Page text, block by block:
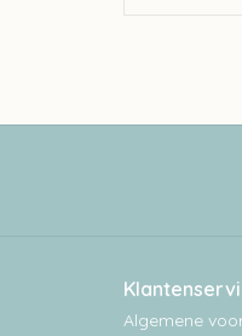
Algemene